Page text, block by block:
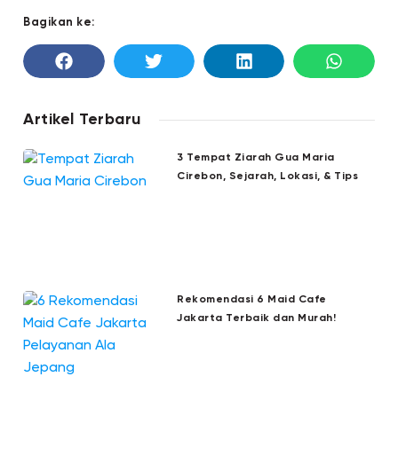
Bagikan ke:
Artikel Terbaru
3 Tempat Ziarah Gua Maria
Cirebon, Sejarah, Lokasi, & Tips
Rekomendasi 6 Maid Cafe
Jakarta Terbaik dan Murah!